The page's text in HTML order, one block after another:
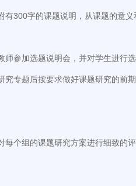
300字的课题说明，从课题的意
参加选题说明会，并对学生进行
专题后按要求做好课题研究的前
个组的课题研究方案进行细致的